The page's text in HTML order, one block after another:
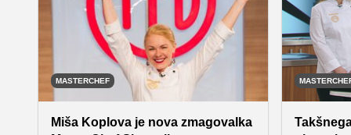
dali od sebe najboljše. Če ne veste,
kje začeti, imamo pravi odgovor:
inspiracijo poiščite kar pri finalistkah
letošnjega MasterChefa.
od vseh
ki so
MASTERCHEF
Miša Koplova je nova zmagovalka